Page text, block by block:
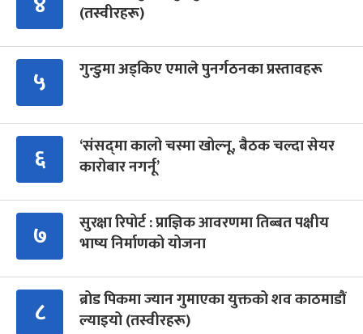
(तस्वीरहरू)
५ गुन्डुमा अड्किए एमाले पुनर्गठनका प्रस्तावहरू
६
‘संसद्‍मा कालो चस्मा खोल्नू, बैठक चल्दा सेयर
कारोबार नगर्नू’
७
सुरक्षा रिपोर्ट : प्राज्ञिक आवरणमा तिब्बत पक्षीय
भाष्य निर्माणको योजना
८
ब्रोड पिकमा ज्यान गुमाएका युक्तको शव काठमाडौं
ल्याइयो (तस्वीरहरू)